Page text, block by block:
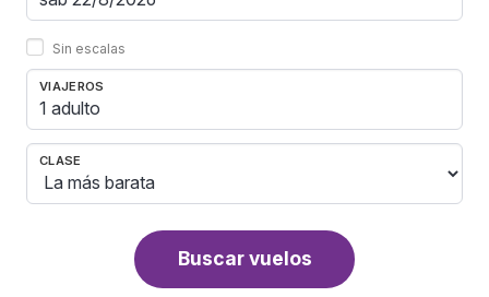
Sin escalas
VIAJEROS
1 adulto
CLASE
Buscar vuelos